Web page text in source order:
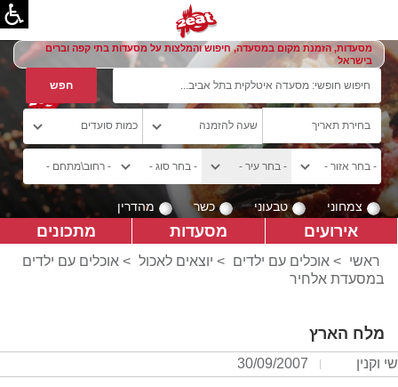
מסעדות, הזמנת מקום במסעדה, חיפוש והמלצות על מסעדות בתי קפה וברים
בישראל
צמחוני טבעוני כשר מהדרין
אירועים מסעדות מתכונים
ראשי > אוכלים עם ילדים > יוצאים לאכול > אוכלים עם ילדים
במסעדת אלחיר
מלח הארץ
שי וקנין 30/09/2007